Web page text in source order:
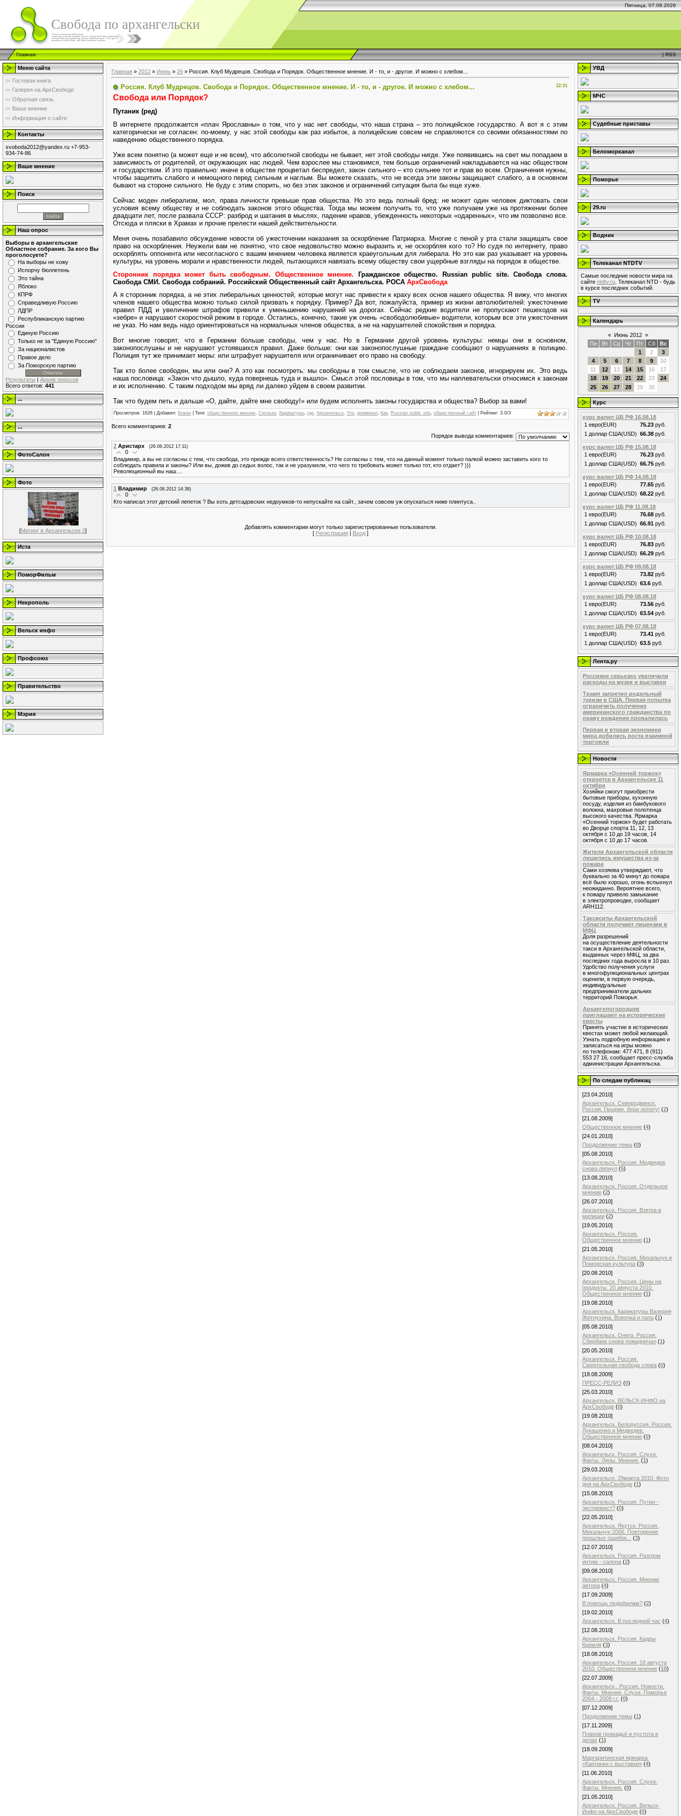
Пятница, 07.08.2026
Свобода по архангельски
Главная |RSS
Меню сайта
Гостевая книга
Галерея на АрхСвободе
Обратная связь
Ваше мнение
Информация о сайте
Контакты
svoboda2012@yandex.ru +7-953-
934-74-86
Ваше мнение
Поиск
Наш опрос
Выборы в архангельские
Областное собрание. За кого Вы
проголосуете?
На выборы не хожу
Испорчу бюллетень
Это тайна
Яблоко
КПРФ
Справедливую Россию
ЛДПР
Республиканскую партию
России
Единую Россию
Только не за "Единую Россию"
За националистов
Правое дело
За Поморскую партию
Результаты | Архив опросов
Всего ответов: 441
...
...
ФотоСалон
Фото
[Митинг в Архангельске 2]
Иста
ПоморФильм
Некрополь
Вельск инфо
Профсоюз
Правительство
Мэрия
Главная » 2012 » Июнь » 26 » Россия. Клуб Мудрецов. Свобода и Порядок. Общественное мнение. И - то, и - другое. И можно с хлебом...
12:31
Россия. Клуб Мудрецов. Свобода и Порядок. Общественное мнение. И - то, и - другое. И можно с хлебом...
Свобода или Порядок?
Путаник (ред)
В интернете продолжается «плач Ярославны» о том, что у нас нет свободы, что наша страна – это полицейское государство. А вот я с этим
категорически не согласен: по-моему, у нас этой свободы как раз избыток, а полицейские совсем не справляются со своими обязанностями по
наведению общественного порядка.
Уже всем понятно (а может еще и не всем), что абсолютной свободы не бывает, нет этой свободы нигде. Уже появившись на свет мы попадаем в
зависимость от родителей, от окружающих нас людей. Чем взрослее мы становимся, тем больше ограничений накладывается на нас обществом
и государством. И это правильно: иначе в обществе процветал беспредел, закон сильного – кто сильнее тот и прав во всем. Ограничения нужны,
чтобы защитить слабого и немощного перед сильным и наглым. Вы можете сказать, что не всегда эти законы защищают слабого, а в основном
бывают на стороне сильного. Не буду с этим спорить, но без этих законов и ограничений ситуация была бы еще хуже.
Сейчас моден либерализм, мол, права личности превыше прав общества. Но это ведь полный бред: не может один человек диктовать свои
условия всему обществу и не соблюдать законов этого общества. Тогда мы можем получить то, что уже получаем уже на протяжении более
двадцати лет, после развала СССР: разброд и шатания в мыслях, падение нравов, убежденность некоторых «одаренных», что им позволено все.
Отсюда и пляски в Храмах и прочие прелести нашей действительности.
Меня очень позабавило обсуждение новости об ужесточении наказания за оскорбление Патриарха. Многие с пеной у рта стали защищать свое
право на оскорбления. Неужели вам не понятно, что свое недовольство можно выразить и, не оскорбляя кого то? Но судя по интернету, право
оскорблять оппонента или несогласного с вашим мнением человека является краеугольным для либерала. Но это как раз указывает на уровень
культуры, на уровень морали и нравственности людей, пытающихся навязать всему обществу свои ущербные взгляды на порядок в обществе.
Сторонник порядка может быть свободным. Общественное мнение. Гражданское общество. Russian public site. Свобода слова.
Свобода СМИ. Свобода собраний. Российский Общественный сайт Архангельска. РОСА АрхСвобода
А я сторонник порядка, а не этих либеральных ценностей, которые могут нас привести к краху всех основ нашего общества. Я вижу, что многих
членов нашего общества можно только силой призвать к порядку. Пример? Да вот, пожалуйста, пример из жизни автолюбителей: ужесточение
правил ПДД и увеличение штрафов привели к уменьшению нарушений на дорогах. Сейчас редкие водители не пропускают пешеходов на
«зебре» и нарушают скоростной режим в городе. Остались, конечно, такие уж очень «свободолюбивые» водители, которым все эти ужесточения
не указ. Но нам ведь надо ориентироваться на нормальных членов общества, а не на нарушителей спокойствия и порядка.
Вот многие говорят, что в Германии больше свободы, чем у нас. Но в Германии другой уровень культуры: немцы они в основном,
законопослушны и не нарушают устоявшихся правил. Даже больше: они как законопослушные граждане сообщают о нарушениях в полицию.
Полиция тут же принимает меры: или штрафует нарушителя или ограничивает его право на свободу.
Так кто более свободен, мы или они? А это как посмотреть: мы свободны в том смысле, что не соблюдаем законов, игнорируем их. Это ведь
наша пословица: «Закон что дышло, куда повернешь туда и вышло». Смысл этой пословицы в том, что мы наплевательски относимся к законам
и их исполнению. С таким подходом мы вряд ли далеко уйдем в своем развитии.
Так что будем петь и дальше «О, дайте, дайте мне свободу!» или будем исполнять законы государства и общества? Выбор за вами!
Просмотров: 1626 | Добавил: Вован Теги: общественное мнение Сколько Карикатуры где Архангельск Что криминал Как Russian public site общественный сайт Рейтинг: 3.0/3
Всего комментариев: 2
Порядок вывода комментариев:
2 Аристарх (26.06.2012 17:11)
0
Владимир, а вы не согласны с тем, что свобода, это прежде всего ответственность? Не согласны с тем, что на данный момент только палкой можно заставить кого то
соблюдать правила и законы? Или вы, дожив до седых волос, так и не уразумели, что чего то требовать может только тот, кто отдает? )))
Революционный вы наш....
1 Владимир (26.06.2012 14:38)
0
Кто написал этот детский лепеток ? Вы хоть детсадовских недоумков-то непускайте на сайт., зачем совсем уж опускаться ниже плинтуса..
Добавлять комментарии могут только зарегистрированные пользователи.
[ Регистрация | Вход ]
УВД
МЧС
Судебные приставы
Беломорканал
Поморье
29.ru
Водник
Телеканал NTDTV
Самые последние новости мира на
сайте ntdtv.ru . Телеканал NTD - будь
в курсе последних событий.
TV
Календарь
« Июнь 2012 »
Пн
Вт Ср Чт Пт Сб
Вс
1
2
3
4
5 6 7 8 9
10
11
12 13 14 15 16
17
18
19 20 21 22 23
24
25
26 27 28 29 30
Курс
курс валют ЦБ РФ 16.08.18
1 евро(EUR)
75.23 руб.
1 доллар США(USD) 66.38 руб.
курс валют ЦБ РФ 15.08.18
1 евро(EUR)
76.23 руб.
1 доллар США(USD) 66.75 руб.
курс валют ЦБ РФ 14.08.18
1 евро(EUR)
77.65 руб.
1 доллар США(USD) 68.22 руб.
курс валют ЦБ РФ 11.08.18
1 евро(EUR)
76.68 руб.
1 доллар США(USD) 66.91 руб.
курс валют ЦБ РФ 10.08.18
1 евро(EUR)
76.83 руб.
1 доллар США(USD) 66.29 руб.
курс валют ЦБ РФ 09.08.18
1 евро(EUR)
73.82 руб.
1 доллар США(USD) 63.6 руб.
курс валют ЦБ РФ 08.08.18
1 евро(EUR)
73.56 руб.
1 доллар США(USD) 63.54 руб.
курс валют ЦБ РФ 07.08.18
1 евро(EUR)
73.41 руб.
1 доллар США(USD) 63.5 руб.
Лента.ру
Россияне серьезно увеличили
расходы на музеи и выставки
Трамп запретил родильный
туризм в США. Первая попытка
ограничить получение
американского гражданства по
праву рождения провалилась
Первая и вторая экономики
мира добились роста взаимной
торговли
Новости
Ярмарка «Осенний торжок»
откроется в Архангельске 11
октября
Хозяйки смогут приобрести
бытовые приборы, кухонную
посуду, изделия из бамбукового
волокна, махровые полотенца
высокого качества. Ярмарка
«Осенний торжок» будет работать
во Дворце спорта 11, 12, 13
октября с 10 до 19 часов, 14
октября с 10 до 17 часов.
Жители Архангельской области
лишились имущества из-за
пожара
Сами хозяева утверждают, что
буквально за 40 минут до пожара
всё было хорошо, огонь вспыхнул
неожиданно. Вероятнее всего,
к пожару привело замыкание
в электропроводке, сообщает
ARH112.
Таксиситы Архангельской
области получают лицензии в
МФЦ
Доля разрешений
на осуществление деятельности
такси в Архангельской области,
выданных через МФЦ, за два
последних года выросла в 10 раз.
Удобство получения услуги
в многофункциональных центрах
оценили, в первую очередь,
индивидуальные
предприниматели дальних
территорий Поморья.
Архангелогородцев
приглашают на исторические
квесты
Принять участие в исторических
квестах может любой желающий.
Узнать подробную информацию и
записаться на игры можно
по телефонам: 477 471, 8 (911)
553 27 16, сообщает пресс-служба
администрации Архангельска.
По следам публикац
[23.04.2010]
Архангельск. Северодвинск.
Россия. Гмырин, бери лопату! (2)
[21.08.2009]
Общественное мнение (4)
[24.01.2010]
Продолжение темы (0)
[05.08.2010]
Архангельск. Россия. Медведев
снова ляпнул (5)
[13.08.2010]
Архангельск. Россия. Отдельное
мнение (2)
[26.07.2010]
Архангельск. Россия. Взятка в
милиции (2)
[19.05.2010]
Архангельск. Россия.
Общественное мнение (1)
[21.05.2010]
Архангельск. Россия. Михальчук и
Поморская культура (3)
[20.08.2010]
Архангельск. Россия. Цены на
продукты. 20 авнуста 2010.
Общественное мнение (1)
[19.08.2010]
Архангельск. Карикатуры Валерия
Житнухина. Вовoчка и папа (1)
[05.08.2010]
Архангельск. Онега. Россия.
Сбербанк снова пожадничал (1)
[20.05.2010]
Архангельск. Россия.
Смертельная свобода слова (0)
[18.08.2009]
ПРЕСС-РЕЛИЗ (0)
[25.03.2010]
Архангельск. ВЕЛЬСК-ИНФО на
АрхСвободе (0)
[19.08.2010]
Архангельск. Белоруссия. Россия.
Лукашенко и Медведев.
Общественное мнение (0)
[08.04.2010]
Архангельск. Россия. Слухи.
Факты. Ляпы. Мнения. (1)
[29.03.2010]
Архангельск. 29марта 2010. Фото
дня на АрхСвободе (1)
[15.08.2010]
Архангельск. Россия. Путин -
экстремист? (0)
[22.05.2010]
Архангельск. Якутск. Россия.
Михальчук-2006. Повторение
прошлых ошибок...
(3)
[12.07.2010]
Архангельск. Россия. Разгром
интим - салона (2)
[09.08.2010]
Архангельск. Россия. Мнение
автора (4)
[17.09.2009]
В помощь педофилам? (2)
[19.02.2010]
Архангельск. В последний час (4)
[12.08.2010]
Архангельск. Россия. Кадры
Кремля (3)
[18.08.2010]
Архангельск. Россия. 18 августа
2010. Общественное мнение (10)
[22.07.2009]
Архангельск . Россия. Новости.
Факты. Мнения. Слухи. Поморье
2004 - 2009 г.г. (0)
[07.12.2009]
Продолжение темы (1)
[17.11.2009]
Планов громадьё и пустота в
делах (1)
[18.09.2009]
Маргаритинская ярмарка.
«Картинки с выставки» (4)
[11.06.2010]
Архангельск. Россия. Слухи.
Факты. Мнения. (8)
[21.05.2010]
Архангельск. Россия. Вельск-
Инфо на АрхСвободе (0)